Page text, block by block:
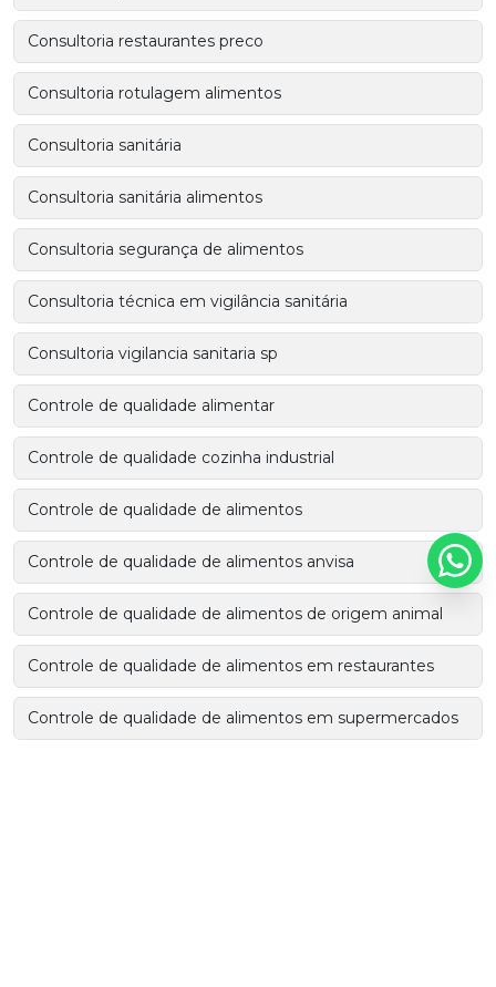
Consultoria restaurantes preco
Consultoria rotulagem alimentos
Consultoria sanitária
Consultoria sanitária alimentos
Consultoria segurança de alimentos
Consultoria técnica em vigilância sanitária
Consultoria vigilancia sanitaria sp
Controle de qualidade alimentar
Controle de qualidade cozinha industrial
Controle de qualidade de alimentos
Controle de qualidade de alimentos anvisa
Controle de qualidade de alimentos de origem animal
Controle de qualidade de alimentos em restaurantes
Controle de qualidade de alimentos em supermercados